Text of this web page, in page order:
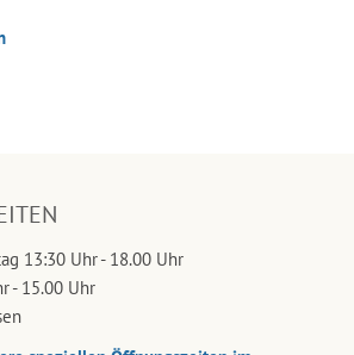
13:30 Uhr - 18.00 Uhr
- 15.00 Uhr